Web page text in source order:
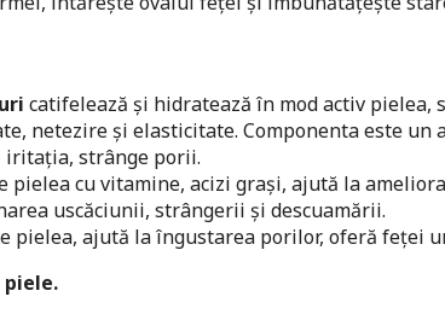
catifelează și hidratează în mod activ pielea,
netezire și elasticitate. Componenta este un
iritația, strânge porii.
pielea cu vitamine, acizi grași, ajută la
uscăciunii, strângerii și descuamării.
pielea, ajută la îngustarea porilor, oferă feței